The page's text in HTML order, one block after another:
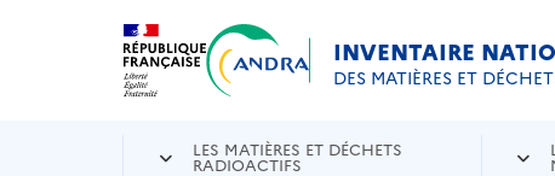
Aller au contenu principal
INVENTAIRE
DES MATIÈRES ET
LES MATIÈRES ET DÉCHETS
RADIOACTIFS